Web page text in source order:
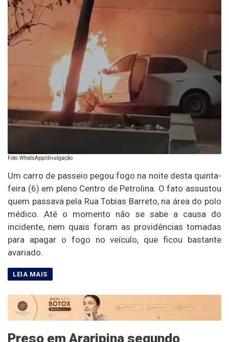
Foto: WhatsApp/divulgação
Um carro de passeio pegou fogo na noite desta quinta-
feira (6) em pleno Centro de Petrolina. O fato assustou
quem passava pela Rua Tobias Barreto, na área do polo
médico. Até o momento não se sabe a causa do
incidente, nem quais foram as providências tomadas
para apagar o fogo no veículo, que ficou bastante
avariado.
Preso em Araripina segundo